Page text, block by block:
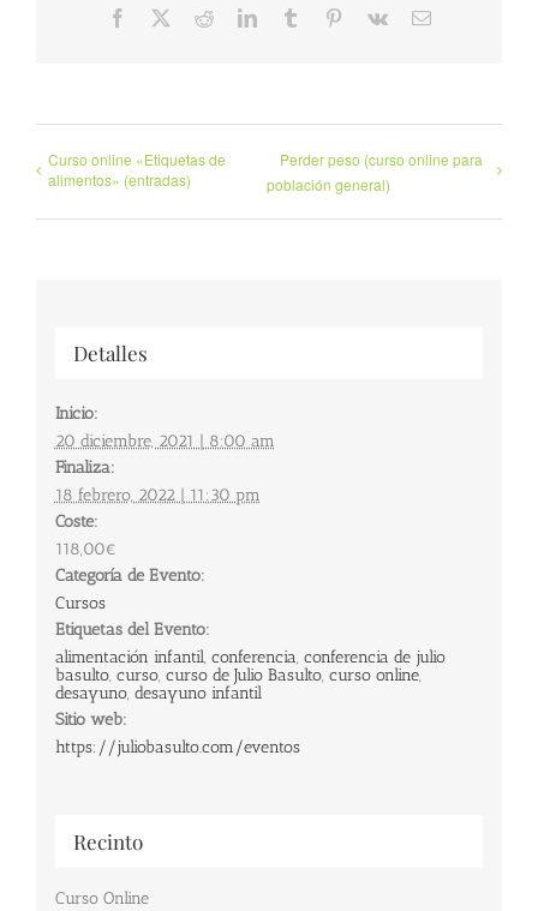
Facebook RedditLinkedInTumblr Pinterest
Vk
Correo
Curso online «Etiquetas de
alimentos» (entradas)
Perder peso (curso online para
población general)
Detalles
Inicio:
20 diciembre, 2021 | 8:00 am
Finaliza:
18 febrero, 2022 | 11:30 pm
Coste:
118,00€
Categoría de Evento:
Cursos
Etiquetas del Evento:
alimentación infantil, conferencia, conferencia de julio
basulto, curso, curso de Julio Basulto, curso online,
desayuno, desayuno infantil
Sitio web:
https://juliobasulto.com/eventos
Recinto
Curso Online